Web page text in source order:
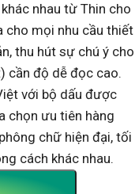
nhau từ Thin cho
cho mọi nhu cầu thiết
thu hút sự chú ý cho
cần độ dễ đọc cao.
với bộ dấu được
chọn ưu tiên hàng
chữ hiện đại, tối
cách khác nhau.